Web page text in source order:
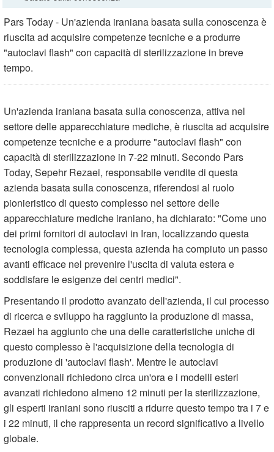
Pars Today - Un'azienda iraniana basata sulla conoscenza è
riuscita ad acquisire competenze tecniche e a produrre
"autoclavi flash" con capacità di sterilizzazione in breve
tempo.
Un'azienda iraniana basata sulla conoscenza, attiva nel
settore delle apparecchiature mediche, è riuscita ad acquisire
competenze tecniche e a produrre "autoclavi flash" con
capacità di sterilizzazione in 7-22 minuti. Secondo Pars
Today, Sepehr Rezaei, responsabile vendite di questa
azienda basata sulla conoscenza, riferendosi al ruolo
pionieristico di questo complesso nel settore delle
apparecchiature mediche iraniano, ha dichiarato: "Come uno
dei primi fornitori di autoclavi in ​​Iran, localizzando questa
tecnologia complessa, questa azienda ha compiuto un passo
avanti efficace nel prevenire l'uscita di valuta estera e
soddisfare le esigenze dei centri medici".
Presentando il prodotto avanzato dell'azienda, il cui processo
di ricerca e sviluppo ha raggiunto la produzione di massa,
Rezaei ha aggiunto che una delle caratteristiche uniche di
questo complesso è l'acquisizione della tecnologia di
produzione di 'autoclavi flash'. Mentre le autoclavi
convenzionali richiedono circa un'ora e i modelli esteri
avanzati richiedono almeno 12 minuti per la sterilizzazione,
gli esperti iraniani sono riusciti a ridurre questo tempo tra i 7 e
i 22 minuti, il che rappresenta un record significativo a livello
globale.